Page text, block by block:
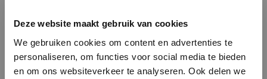
Deze website maakt gebruik van cookies
We gebruiken cookies om content en advertenties te
personaliseren, om functies voor social media te bieden
en om ons websiteverkeer te analyseren. Ook delen we
INLOGGEN
MERK
Aimée the Label
Circle of Trust